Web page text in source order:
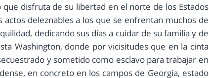
disfruta de su libertad en el norte de los Estados
deleznables a los que se enfrentan muchos de
dedicando sus días a cuidar de su familia y de
Washington, donde por vicisitudes que en la cinta
y sometido como esclavo para trabajar en
en concreto en los campos de Georgia, estado